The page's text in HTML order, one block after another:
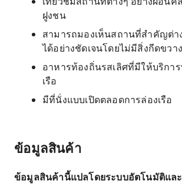
ฝูงชน
สามารถมองเห็นสถานที่สำคัญต่า
ได้อย่างชัดเจนโดยไม่มีสิ่งกีดขวาง
อาหารท้องถิ่นรสเลิศที่มีให้บริกา
เรือ
มีที่นั่งแบบเปิดตลอดการล่องเรือ
ข้อมูลสินค้า
ข้อมูลสินค้านี้แปลโดยระบบอัตโนมัติแล